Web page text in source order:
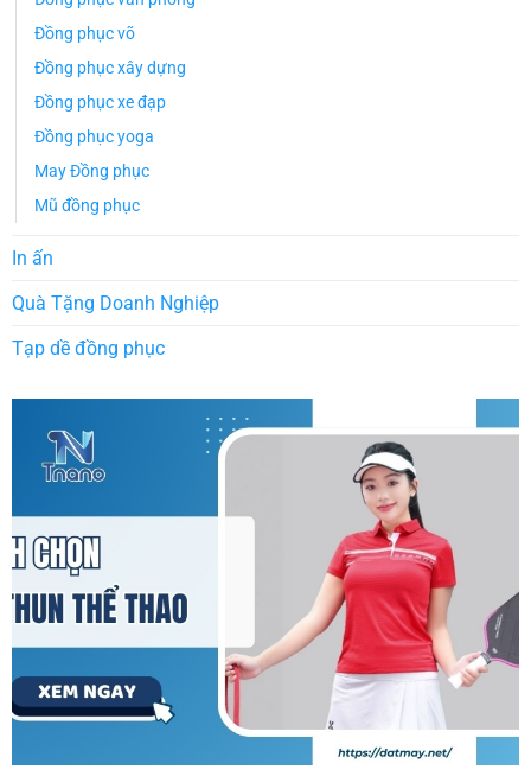
Đồng phục võ
Đồng phục xây dựng
Đồng phục xe đạp
Đồng phục yoga
May Đồng phục
Mũ đồng phục
In ấn
Quà Tặng Doanh Nghiệp
Tạp dề đồng phục